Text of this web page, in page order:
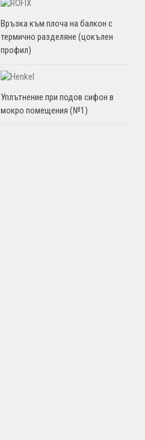
Връзка към плоча на балкон с
термично разделяне (цокълен
профил)
Уплътнение при подов сифон в
мокро помещения (№1)